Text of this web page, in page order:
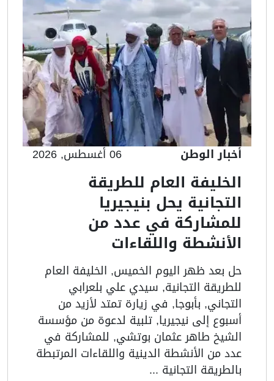
أخبار الوطن 06 أغسطس, 2026
الخليفة العام للطريقة
التجانية يحل بنيجيريا
للمشاركة في عدد من
الأنشطة واللقاءات
حل بعد ظهر اليوم الخميس, الخليفة العام
للطريقة التجانية, سيدي علي بلعرابي
التجاني, بأبوجا, في زيارة تمتد لأزيد من
أسبوع إلى نيجيريا, تلبية لدعوة من مؤسسة
الشيخ طاهر عثمان بوتشي, للمشاركة في
عدد من الأنشطة الدينية واللقاءات المرتبطة
بالطريقة التجانية ...